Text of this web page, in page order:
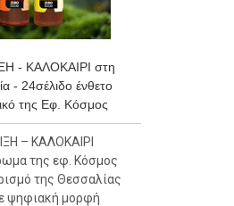
– ΚΑΛΟΚΑΙΡΙ
της εφ. Κόσμος
της Θεσσαλίας
ψηφιακή μορφή